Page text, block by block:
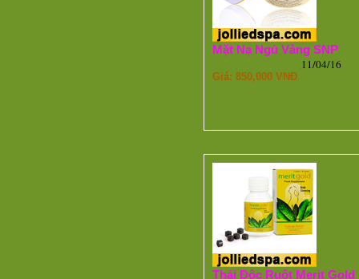
Mặt Nạ Ngủ Vàng SNP
Giá: 850,000 VNĐ
11/04/16
Thải Độc Ruột Merit Gold